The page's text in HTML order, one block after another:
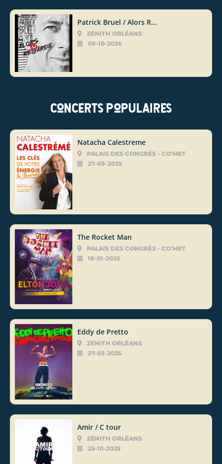
Patrick Bruel / Alors R...
ZÉNITH ORLÉANS
09-10-2026
Concerts populaires
Natacha Calestreme
PALAIS DES CONGRÈS - CO'MET
27-09-2025
The Rocket Man
PALAIS DES CONGRÈS - CO'MET
18-01-2025
Eddy de Pretto
ZÉNITH ORLÉANS
27-03-2025
Amir / C tour
ZÉNITH ORLÉANS
25-10-2025